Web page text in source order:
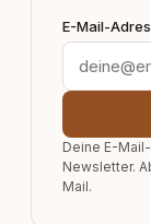
E-Mail-
Deine E-
Newsletter.
Mail.